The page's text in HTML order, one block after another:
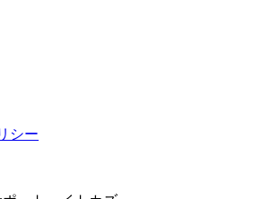
シー